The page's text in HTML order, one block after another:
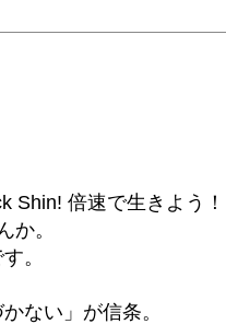
Shin! 倍速で生きよう！
か。
。
ない」が信条。